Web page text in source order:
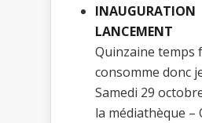
INAUGURATION
LANCEMENT
Quinzaine temps
consomme donc
Samedi 29
la médiathèque –